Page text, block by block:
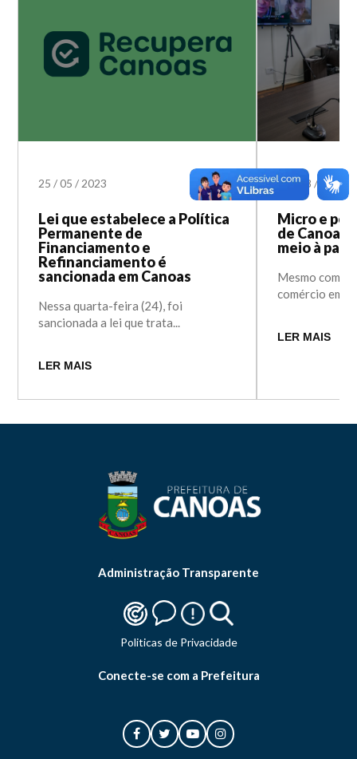
25 /05 /2023
Lei que estabelece a Política
Permanente de
Financiamento e
Refinanciamento é
sancionada em Canoas
Nessa quarta-feira (24), foi
sancionada a lei que trata...
LER MAIS
14/08 / 2020
Micro e
de Canoas
meio à
Mesmo com a
comércio em
LER MAIS
Administração Transparente
Politicas de Privacidade
Conecte-se com a Prefeitura